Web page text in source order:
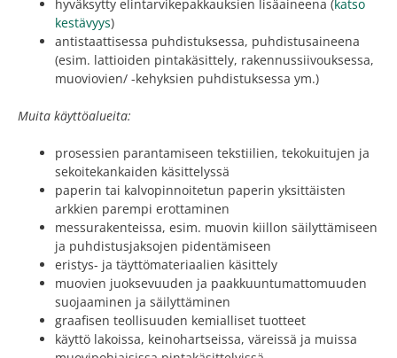
hyväksytty elintarvikepakkauksien lisäaineena (katso
kestävyys)
antistaattisessa puhdistuksessa, puhdistusaineena
(esim. lattioiden pintakäsittely, rakennussiivouksessa,
muoviovien/ -kehyksien puhdistuksessa ym.)
Muita käyttöalueita:
prosessien parantamiseen tekstiilien, tekokuitujen ja
sekoitekankaiden käsittelyssä
paperin tai kalvopinnoitetun paperin yksittäisten
arkkien parempi erottaminen
messurakenteissa, esim. muovin kiillon säilyttämiseen
ja puhdistusjaksojen pidentämiseen
eristys- ja täyttömateriaalien käsittely
muovien juoksevuuden ja paakkuuntumattomuuden
suojaaminen ja säilyttäminen
graafisen teollisuuden kemialliset tuotteet
käyttö lakoissa, keinohartseissa, väreissä ja muissa